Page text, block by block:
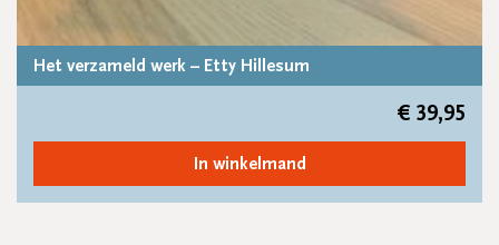
Het verzameld werk – Etty Hillesum
€ 39,95
In winkelmand